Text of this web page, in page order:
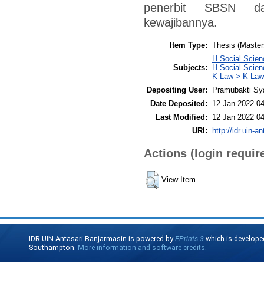
penerbit SBSN
kewajibannya.
Item Type: Thesis
Subjects:
H Social
H Social
K Law > K
Depositing User:
Pramubakti
Date Deposited:
12 Jan 2022
Last Modified:
12 Jan 2022
URI: http://idr.uin-
Actions (login
View Item
IDR UIN Antasari Banjarmasin is powered byEPrints 3 which is
Southampton. More information and software credits.